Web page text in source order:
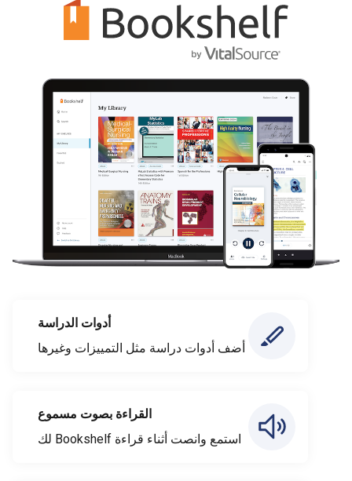
أدوات الدراسة
أضف أدوات دراسة مثل التمييزات وغيرها
القراءة بصوت مسموع
استمع وانصت أثناء قراءة Bookshelf لك